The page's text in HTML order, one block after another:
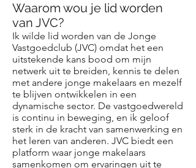
Waarom wou je lid worden
van JVC?
Ik wilde lid worden van de Jonge
Vastgoedclub (JVC) omdat het een
uitstekende kans bood om mijn
netwerk uit te breiden, kennis te delen
met andere jonge makelaars en mezelf
te blijven ontwikkelen in een
dynamische sector. De vastgoedwereld
is continu in beweging, en ik geloof
sterk in de kracht van samenwerking en
het leren van anderen. JVC biedt een
platform waar jonge makelaars
samenkomen om ervaringen uit te